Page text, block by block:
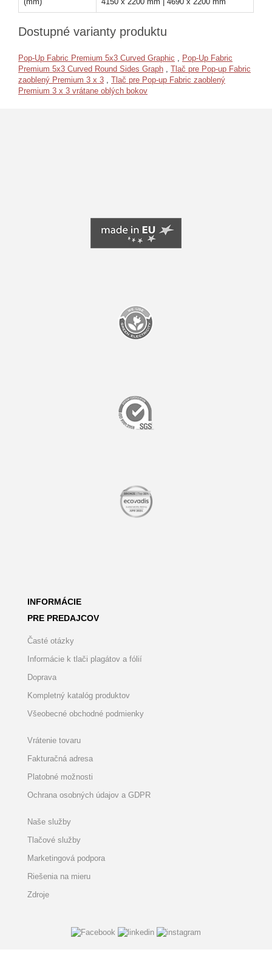
Dostupné varianty produktu
Pop-Up Fabric Premium 5x3 Curved Graphic , Pop-Up Fabric
Premium 5x3 Curved Round Sides Graph , Tlač pre Pop-up Fabric
zaoblený Premium 3 x 3 , Tlač pre Pop-up Fabric zaoblený
Premium 3 x 3 vrátane oblých bokov
INFORMÁCIE
PRE PREDAJCOV
Časté otázky
Informácie k tlači plagátov a fólií
Doprava
Kompletný katalóg produktov
Všeobecné obchodné podmienky
Vrátenie tovaru
Fakturačná adresa
Platobné možnosti
Ochrana osobných údajov a GDPR
Naše služby
Tlačové služby
Marketingová podpora
Riešenia na mieru
Zdroje